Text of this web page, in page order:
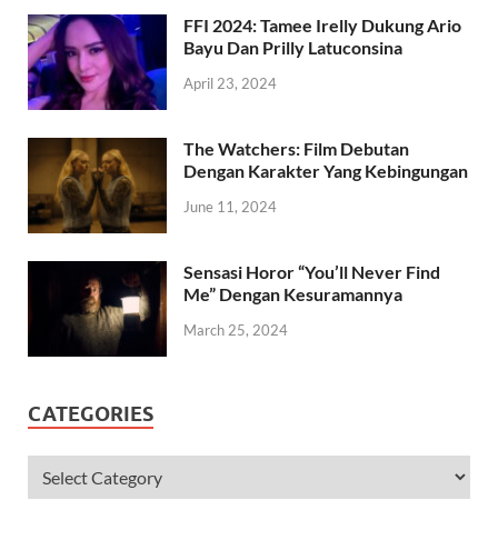
FFI 2024: Tamee Irelly Dukung Ario
Bayu Dan Prilly Latuconsina
April 23, 2024
The Watchers: Film Debutan
Dengan Karakter Yang Kebingungan
June 11, 2024
Sensasi Horor “You’ll Never Find
Me” Dengan Kesuramannya
March 25, 2024
CATEGORIES